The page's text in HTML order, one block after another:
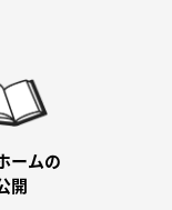
ームの
開